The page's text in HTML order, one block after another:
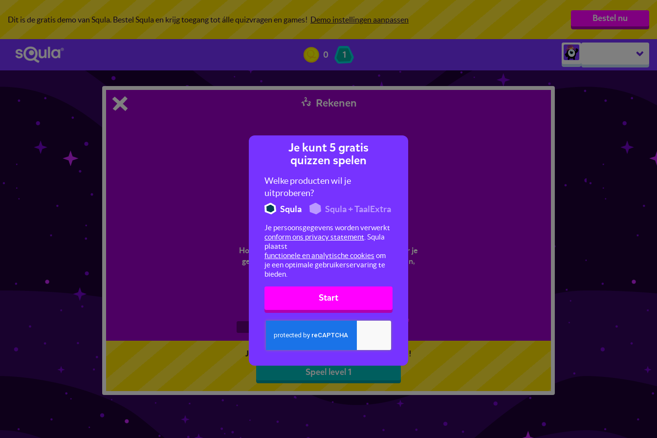
Dit is de gratis demo van Squla. Bestel Squla en krijg toegang tot álle quizvragen en games! Demo instellingen aanpassen Bestel nu
0 1
groep 1
groep 4
groep 5
Rekenen
Hoeveel is het ongeveer samen? In deze quiz leer je
geldbedragen en andere getallen schattend delen,
vermenigvuldigen, optellen en aftrekken.
Je kunt 5 gratis quizzen spelen. Speel de eerste!
Speel level 1
Je kunt 5 gratis
quizzen spelen
Welke producten wil je
uitproberen?
Squla
Squla + TaalExtra
Je persoonsgegevens worden verwerkt
conform ons privacy statement . Squla
plaatst
functionele en analytische cookies om
je een optimale gebruikerservaring te
bieden.
Start